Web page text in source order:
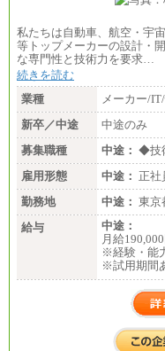
私たちは自動車、航空・宇
等トップメーカーの設計・
な専門性と技術力を要求…
続きを読む
業種
メーカー/
新卒／中途
中途のみ
募集職種
中途： ◆技
雇用形態
中途： 正社
勤務地
中途： 東京
給与
中途：
月給
※経験・能
※試用期間